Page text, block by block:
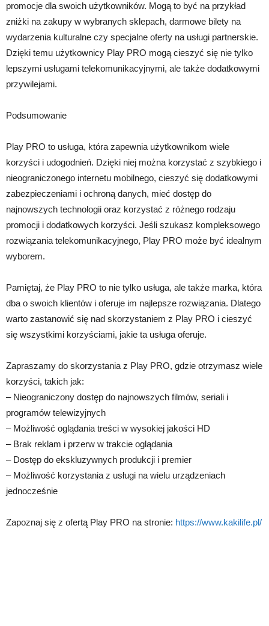
promocje dla swoich użytkowników. Mogą to być na przykład
zniżki na zakupy w wybranych sklepach, darmowe bilety na
wydarzenia kulturalne czy specjalne oferty na usługi partnerskie.
Dzięki temu użytkownicy Play PRO mogą cieszyć się nie tylko
lepszymi usługami telekomunikacyjnymi, ale także dodatkowymi
przywilejami.
Podsumowanie
Play PRO to usługa, która zapewnia użytkownikom wiele
korzyści i udogodnień. Dzięki niej można korzystać z szybkiego i
nieograniczonego internetu mobilnego, cieszyć się dodatkowymi
zabezpieczeniami i ochroną danych, mieć dostęp do
najnowszych technologii oraz korzystać z różnego rodzaju
promocji i dodatkowych korzyści. Jeśli szukasz kompleksowego
rozwiązania telekomunikacyjnego, Play PRO może być idealnym
wyborem.
Pamiętaj, że Play PRO to nie tylko usługa, ale także marka, która
dba o swoich klientów i oferuje im najlepsze rozwiązania. Dlatego
warto zastanowić się nad skorzystaniem z Play PRO i cieszyć
się wszystkimi korzyściami, jakie ta usługa oferuje.
Zapraszamy do skorzystania z Play PRO, gdzie otrzymasz wiele
korzyści, takich jak:
– Nieograniczony dostęp do najnowszych filmów, seriali i
programów telewizyjnych
– Możliwość oglądania treści w wysokiej jakości HD
– Brak reklam i przerw w trakcie oglądania
– Dostęp do ekskluzywnych produkcji i premier
– Możliwość korzystania z usługi na wielu urządzeniach
jednocześnie
Zapoznaj się z ofertą Play PRO na stronie: https://www.kakilife.pl/